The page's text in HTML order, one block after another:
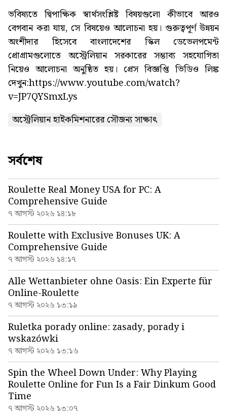
ভবিষ্যতে দ্বিপাক্ষিক স্বার্থসংশ্লিষ্ট বিষয়গুলো কীভাবে আরও
বেগবান করা যায়, সে বিষয়েও আলোচনা হয়। গুরুত্বপূর্ণ উন্নয়ন
অংশীদার হিসেবে বাংলাদেশের স্কিল ডেভেলপমেন্ট
প্রোগ্রামগুলোতে অস্ট্রেলিয়ান সরকারের সম্ভাব্য সহযোগিতা
নিয়েও আলোচনা অনুষ্ঠিত হয়। প্রেস বিজ্ঞপ্তি ভিডিও লিঙ্ক
দেখুন:https://www.youtube.com/watch?
v=JP7QYSmxLys
অস্ট্রেলিয়ান হাইকমিশনারের সৌজন্য সাক্ষাৎ
সর্বশেষ
Roulette Real Money USA for PC: A
Comprehensive Guide
৭ আগস্ট ২০২৬ ১৪:১৮
Roulette with Exclusive Bonuses UK: A
Comprehensive Guide
৭ আগস্ট ২০২৬ ১৪:১৭
Alle Wettanbieter ohne Oasis: Ein Experte für
Online-Roulette
৭ আগস্ট ২০২৬ ১৩:১৯
Ruletka porady online: zasady, porady i
wskazówki
৭ আগস্ট ২০২৬ ১৩:১৬
Spin the Wheel Down Under: Why Playing
Roulette Online for Fun Is a Fair Dinkum Good
Time
৭ আগস্ট ২০২৬ ১৩:০৭